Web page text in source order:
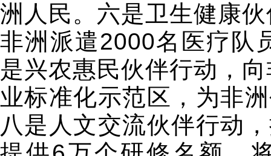
洲人民。六是卫生健康
非洲派遣2000名医疗队
是兴农惠民伙伴行动，
业标准化示范区，为非
八是人文交流伙伴行动